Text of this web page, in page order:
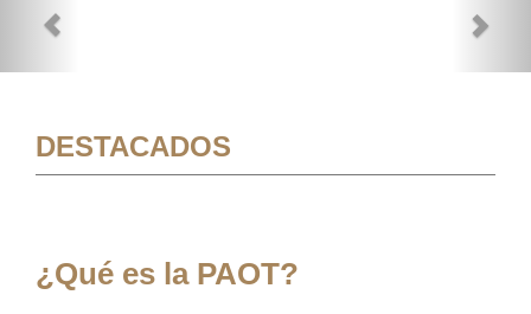
DESTACADOS
¿Qué es la PAOT?